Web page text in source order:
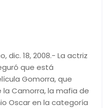
dic. 18, 2008.- La actriz
que está
Gomorra, que
Camorra, la mafia de
Oscar en la categoría